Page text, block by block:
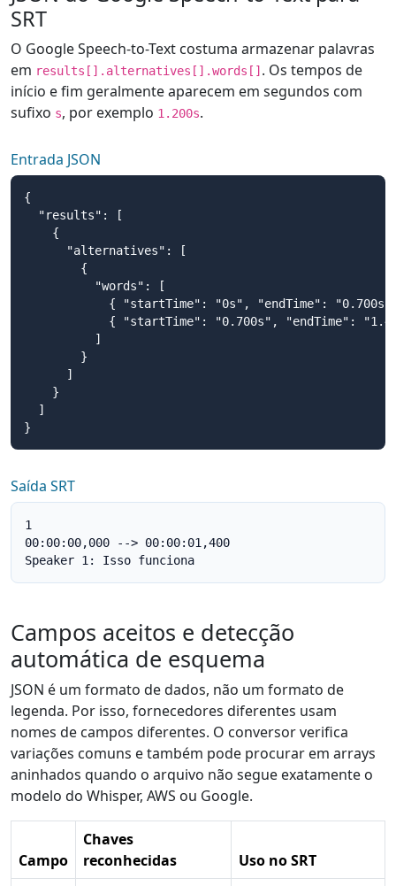
SRT
O Google Speech-to-Text costuma armazenar palavras
em results[].alternatives[].words[] . Os tempos de
início e fim geralmente aparecem em segundos com
sufixo s, por exemplo 1.200s.
Entrada JSON
{
  "results": [
    {
      "alternatives": [
        {
          "words": [
{ "startTime": "0s", "endTime":
{ "startTime": "0.700s", "endTime":
          ]
        }
      ]
    }
  ]
}
Saída SRT
1
00:00:00,000 --> 00:00:01,400
Speaker 1: Isso funciona
Campos aceitos e detecção
automática de esquema
JSON é um formato de dados, não um formato de
legenda. Por isso, fornecedores diferentes usam
nomes de campos diferentes. O conversor verifica
variações comuns e também pode procurar em arrays
aninhados quando o arquivo não segue exatamente o
modelo do Whisper, AWS ou Google.
Campo
Chaves
reconhecidas
Uso no SRT